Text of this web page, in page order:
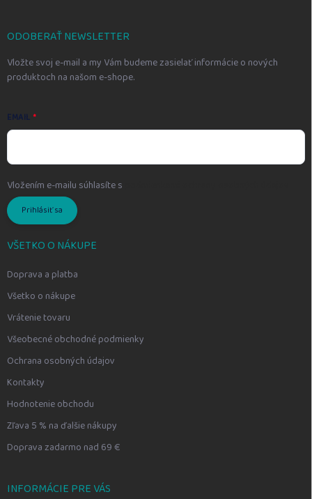
ODOBERAŤ NEWSLETTER
Vložte svoj e-mail a my Vám budeme zasielať informácie o nových
produktoch na našom e-shope.
EMAIL
Vložením e-mailu súhlasíte s
Prihlásiť sa
VŠETKO O NÁKUPE
Doprava a platba
Všetko o nákupe
Vrátenie tovaru
Všeobecné obchodné podmienky
Ochrana osobných údajov
Kontakty
Hodnotenie obchodu
Zľava 5 % na ďalšie nákupy
Doprava zadarmo nad 69 €
INFORMÁCIE PRE VÁS